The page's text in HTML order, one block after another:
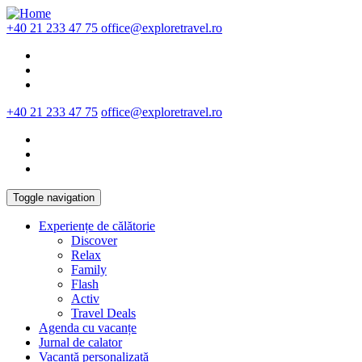
Skip to main content
+40 21 233 47 75 office@exploretravel.ro
+40 21 233 47 75 office@exploretravel.ro
Toggle navigation
Experiențe de călătorie
Discover
Relax
Family
Flash
Activ
Travel Deals
Agenda cu vacanțe
Jurnal de calator
Vacanță personalizată